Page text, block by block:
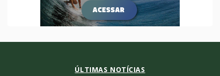
ÚLTIMAS NOTÍCIAS